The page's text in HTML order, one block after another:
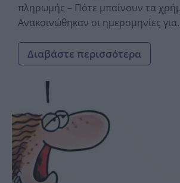
πληρωμής – Πότε μπαίνουν τα
Ανακοινώθηκαν οι ημερομηνίες
Διαβάστε περισσότερα